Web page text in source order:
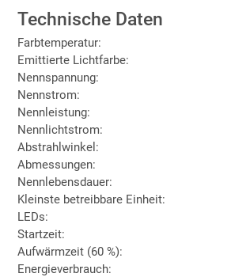
Technische Daten
Farbtemperatur:
Emittierte Lichtfarbe:
Nennspannung:
Nennstrom:
Nennleistung:
Nennlichtstrom:
Abstrahlwinkel:
Abmessungen:
Nennlebensdauer:
Kleinste betreibbare Einheit:
LEDs:
Startzeit:
Aufwärmzeit (60 %):
Energieverbrauch: